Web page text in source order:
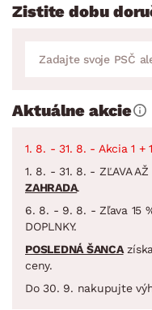
Zistite dobu
Aktuálne akcie
1. 8. - 31. 8. - Akcia 1 +
1. 8. - 31. 8. - ZĽAVA
ZAHRADA.
6. 8. - 9. 8. - Zľava 15
DOPLNKY.
POSLEDNÁ ŠANCA
ceny.
Do 30. 9. nakupujte